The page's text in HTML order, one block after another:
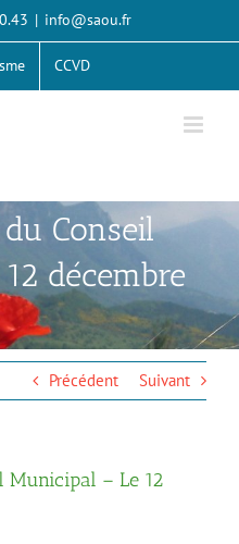
| info@saou.fr
CCVD
Conseil
décembre
Précédent Suivant
Municipal – Le 12